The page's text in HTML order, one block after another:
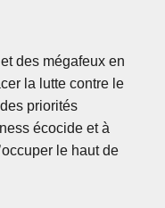
des mégafeux en
la lutte contre le
priorités
écocide et à
le haut de